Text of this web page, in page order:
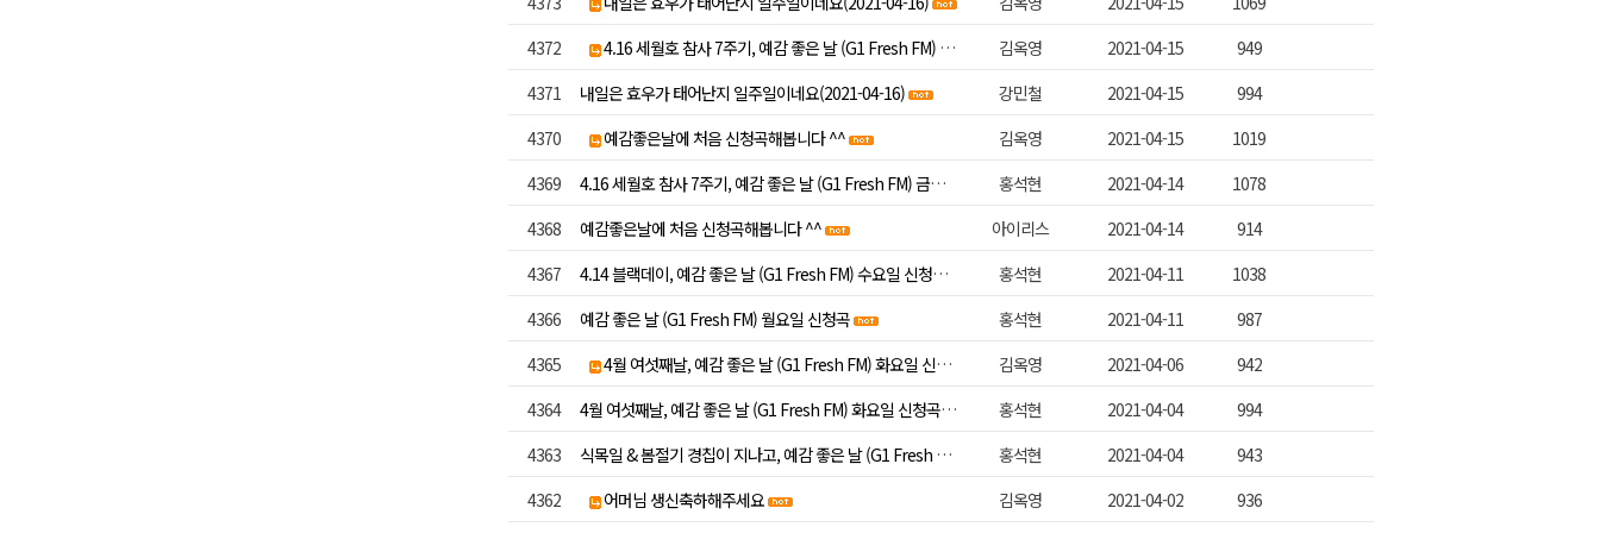
4372
4.16 세월호 참사 7주기, 예감 좋은 날 (G1 Fresh FM) 금요일 신청곡 김옥영 2021-04-15
949
4371
내일은 효우가 태어난지 일주일이네요(2021-04-16) 강민철 2021-04-15
994
4370
예감좋은날에 처음 신청곡해봅니다 ^^ 김옥영 2021-04-15
1019
4369
4.16 세월호 참사 7주기, 예감 좋은 날 (G1 Fresh FM) 금요일 신청곡 홍석현 2021-04-14
1078
4368
예감좋은날에 처음 신청곡해봅니다 ^^ 아이리스 2021-04-14
914
4367
4.14 블랙데이, 예감 좋은 날 (G1 Fresh FM) 수요일 신청곡 홍석현 2021-04-11
1038
4366
예감 좋은 날 (G1 Fresh FM) 월요일 신청곡 홍석현 2021-04-11
987
4365
4월 여섯째날, 예감 좋은 날 (G1 Fresh FM) 화요일 신청곡 김옥영 2021-04-06
942
4364
4월 여섯째날, 예감 좋은 날 (G1 Fresh FM) 화요일 신청곡 홍석현 2021-04-04
994
4363
식목일 & 봄절기 경칩이 지나고, 예감 좋은 날 (G1 Fresh FM) 월요일 신청곡 홍석현 2021-04-04
943
4362
어머님 생신축하해주세요 김옥영 2021-04-02 936